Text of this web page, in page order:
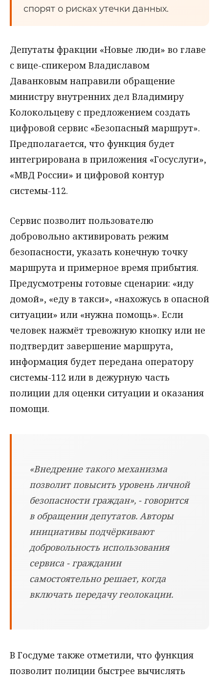
спорят о рисках утечки данных.
Депутаты фракции «Новые люди» во главе
с вице-спикером Владиславом
Даванковым направили обращение
министру внутренних дел Владимиру
Колокольцеву с предложением создать
цифровой сервис «Безопасный маршрут».
Предполагается, что функция будет
интегрирована в приложения «Госуслуги»,
«МВД России» и цифровой контур
системы-112.
Сервис позволит пользователю
добровольно активировать режим
безопасности, указать конечную точку
маршрута и примерное время прибытия.
Предусмотрены готовые сценарии: «иду
домой», «еду в такси», «нахожусь в опасной
ситуации» или «нужна помощь». Если
человек нажмёт тревожную кнопку или не
подтвердит завершение маршрута,
информация будет передана оператору
системы-112 или в дежурную часть
полиции для оценки ситуации и оказания
помощи.
«Внедрение такого механизма
позволит повысить уровень личной
безопасности граждан», - говорится
в обращении депутатов. Авторы
инициативы подчёркивают
добровольность использования
сервиса - гражданин
самостоятельно решает, когда
включать передачу геолокации.
В Госдуме также отметили, что функция
позволит полиции быстрее вычислять